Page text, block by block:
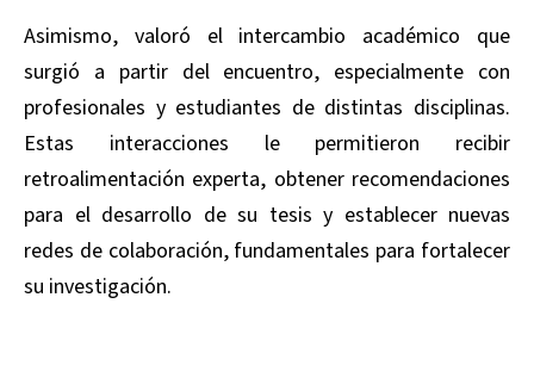
Asimismo, valoró el intercambio académico que
surgió a partir del encuentro, especialmente con
profesionales y estudiantes de distintas disciplinas.
Estas interacciones le permitieron recibir
retroalimentación experta, obtener recomendaciones
para el desarrollo de su tesis y establecer nuevas
redes de colaboración, fundamentales para fortalecer
su investigación.